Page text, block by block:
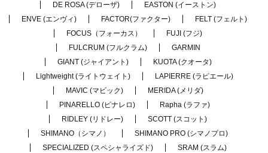
DE ROSA (デローザ)
EASTON (イーストン)
ENVE (エンヴィ)
FACTOR(ファクター)
FELT (フェルト)
FOCUS（フォーカス）
FUJI (フジ)
FULCRUM (フルクラム)
GARMIN
GIANT (ジャイアント)
KUOTA (クオータ)
Lightweight (ライトウェイト)
LAPIERRE (ラピエール)
MAVIC (マビック)
MERIDA (メリダ)
PINARELLO (ピナレロ)
Rapha (ラファ)
RIDLEY (リドレー)
SCOTT (スコット)
SHIMANO（シマノ）
SHIMANO PRO (シマノプロ)
SPECIALIZED (スペシャライズド)
SRAM (スラム)